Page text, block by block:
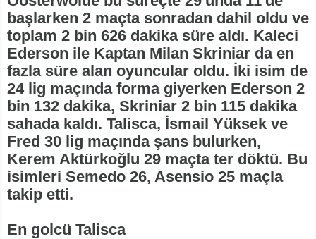
başlarken 2 maçta sonradan dahil oldu ve
toplam 2 bin 626 dakika süre aldı. Kaleci
Ederson ile Kaptan Milan Skriniar da en
fazla süre alan oyuncular oldu. İki isim de
24 lig maçında forma giyerken Ederson 2
bin 132 dakika, Skriniar 2 bin 115 dakika
sahada kaldı. Talisca, İsmail Yüksek ve
Fred 30 lig maçında şans bulurken,
Kerem Aktürkoğlu 29 maçta ter döktü. Bu
isimleri Semedo 26, Asensio 25 maçla
takip etti.
En golcü Talisca